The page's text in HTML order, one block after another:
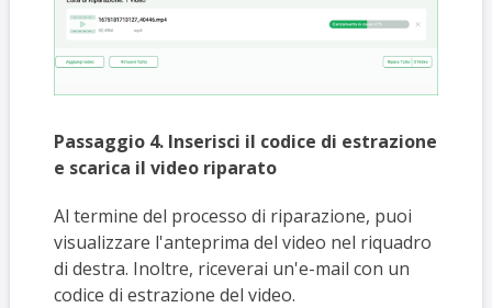
Passaggio 4. Inserisci il codice di estrazione
e scarica il video riparato
Al termine del processo di riparazione, puoi
visualizzare l'anteprima del video nel riquadro
di destra. Inoltre, riceverai un'e-mail con un
codice di estrazione del video.